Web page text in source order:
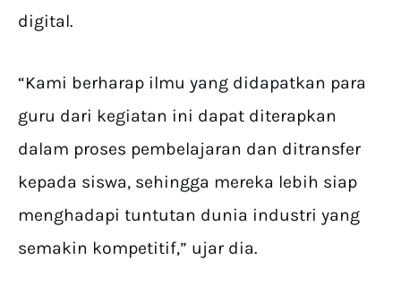
digital.
“Kami berharap ilmu yang didapatkan para
guru dari kegiatan ini dapat diterapkan
dalam proses pembelajaran dan ditransfer
kepada siswa, sehingga mereka lebih siap
menghadapi tuntutan dunia industri yang
semakin kompetitif,” ujar dia.